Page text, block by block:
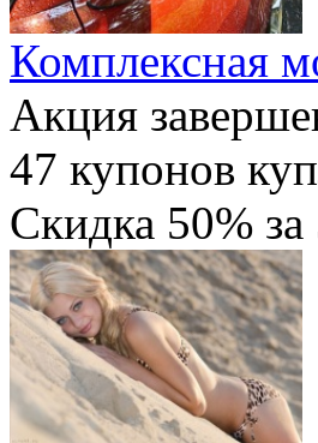
Комплексная
Акция
47 купонов
Скидка 50% за